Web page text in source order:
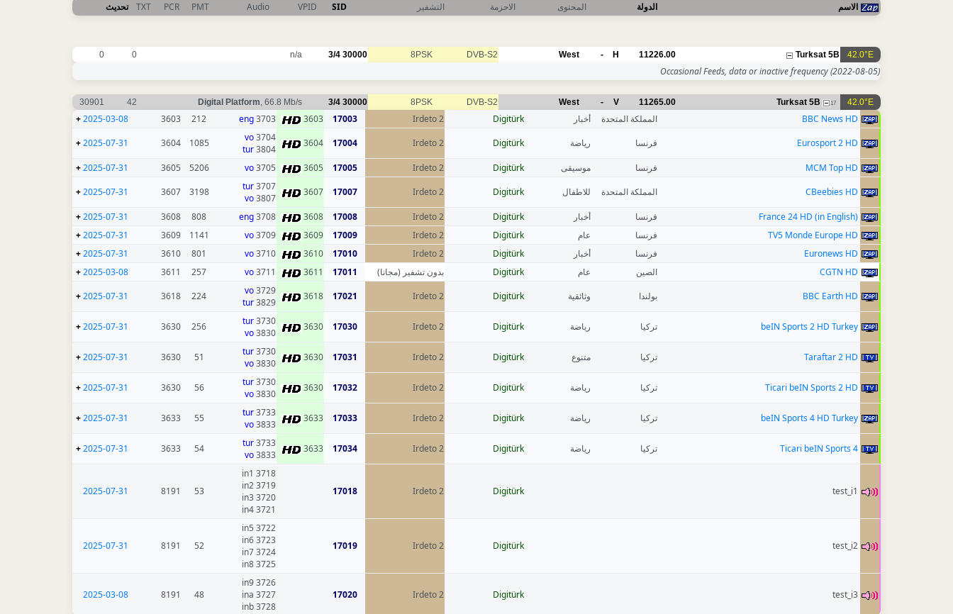
الاسم الدولة المحتوى الاحزمة التشفير SID
VPID
Audio
PMT
PCR
TXT تحديث
42.0°E
Turksat 5B
11226.00
H
-
West
DVB-S2
8PSK
30000
3/4
n/a
0
0
Occasional Feeds, data or inactive frequency(2022-08-05)
42.0°E
Turksat 5B 17
11265.00
V
-
West
DVB-S2
8PSK
30000
3/4
Digital Platform, 66.8 Mb/s
42
30901
BBC News HD المملكة المتحدة أخبار Digitürk
Irdeto 2
17003
3603
3703
eng
212
3603
2025-03-08
+
Eurosport 2 HD
فرنسا رياضة Digitürk
Irdeto 2
17004
3604
3704
vo
3804
tur
1085
3604
2025-07-31
+
MCM Top HD فرنسا موسيقى Digitürk
Irdeto 2
17005
3605
3705
vo
5206
3605
2025-07-31
+
CBeebies HD
المملكة المتحدة للاطفال Digitürk
Irdeto 2
17007
3607
3707
tur
3807
vo
3198
3607
2025-07-31
+
France 24 HD (in English) فرنسا أخبار Digitürk
Irdeto 2
17008
3608
3708
eng
808
3608
2025-07-31
+
TV5 Monde Europe HD
فرنسا عام Digitürk
Irdeto 2
17009
3609
3709
vo
1141
3609
2025-07-31
+
Euronews HD
فرنسا أخبار Digitürk
Irdeto 2
17010
3610
3710
vo
801
3610
2025-07-31
+
CGTN HD
الصين عام Digitürk بدون تشفير (مجانا) 17011
3611
3711
vo
257
3611
2025-03-08
+
BBC Earth HD
بولندا وثائقية Digitürk
Irdeto 2
17021
3618
3729
vo
3829
tur
224
3618
2025-07-31
+
beIN Sports 2 HD Turkey تركيا رياضة Digitürk
Irdeto 2
17030
3630
3730
tur
3830
vo
256
3630
2025-07-31
+
Taraftar 2 HD تركيا متنوع Digitürk
Irdeto 2
17031
3630
3730
tur
3830
vo
51
3630
2025-07-31
+
Ticari beIN Sports 2 HD تركيا رياضة Digitürk
Irdeto 2
17032
3630
3730
tur
3830
vo
56
3630
2025-07-31
+
beIN Sports 4 HD Turkey تركيا رياضة Digitürk
Irdeto 2
17033
3633
3733
tur
3833
vo
55
3633
2025-07-31
+
Ticari beIN Sports 4 تركيا رياضة Digitürk
Irdeto 2
17034
3633
3733
tur
3833
vo
54
3633
2025-07-31
+
test_i1
Digitürk
Irdeto 2
17018
3718 in1
3719 in2
3720 in3
3721 in4
53
8191
2025-07-31
test_i2
Digitürk
Irdeto 2
17019
3722 in5
3723 in6
3724 in7
3725 in8
52
8191
2025-07-31
test_i3
Digitürk
Irdeto 2
17020
3726 in9
3727 ina
3728 inb
48
8191
2025-03-08